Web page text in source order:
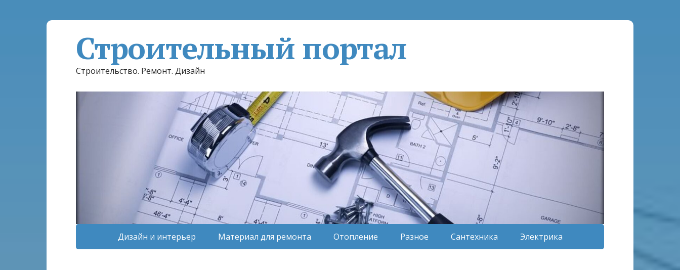
Строительный портал
Строительство. Ремонт. Дизайн
Дизайн и интерьер Материал для ремонта Отопление Разное Сантехника Электрика